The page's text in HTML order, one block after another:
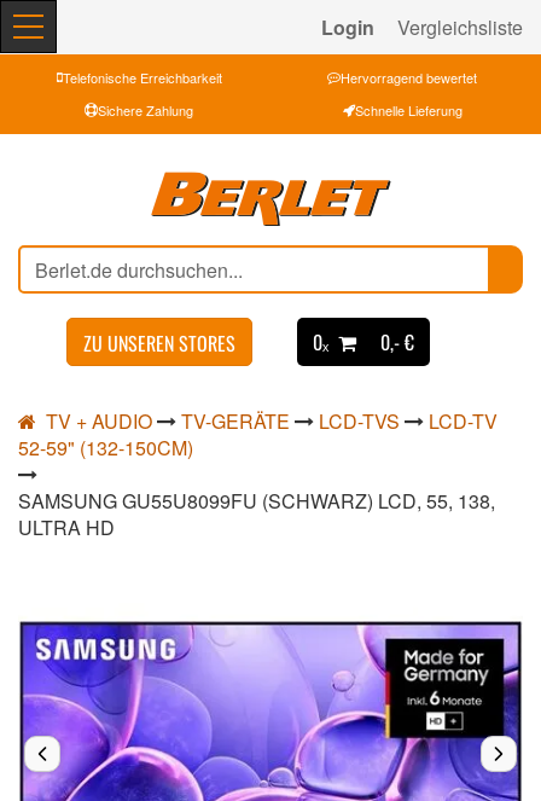
Login Vergleichsliste
Telefonische Erreichbarkeit
Hervorragend bewertet
Sichere Zahlung
Schnelle Lieferung
ZU UNSEREN STORES 0ₓ 0,- €
TV + AUDIO TV-GERÄTE LCD-TVS
LCD-TV
52-59" (132-150CM)
SAMSUNG GU55U8099FU (SCHWARZ) LCD, 55, 138,
ULTRA HD